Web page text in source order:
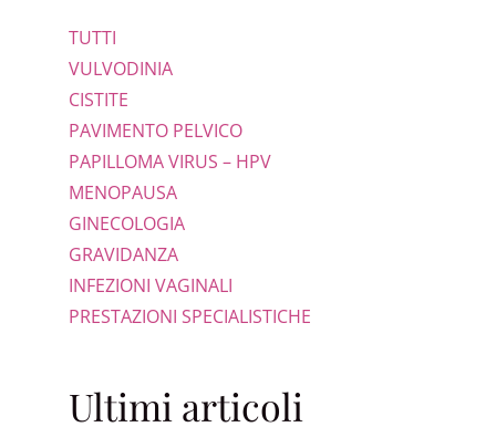
TUTTI
VULVODINIA
CISTITE
PAVIMENTO PELVICO
PAPILLOMA VIRUS – HPV
MENOPAUSA
GINECOLOGIA
GRAVIDANZA
INFEZIONI VAGINALI
PRESTAZIONI SPECIALISTICHE
Ultimi articoli